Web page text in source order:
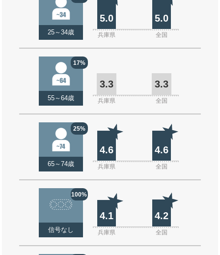
25～34歳
5.0 5.0
兵庫県 全国
17%
55～64歳
3.3 3.3
兵庫県 全国
25%
65～74歳
4.6 4.6
兵庫県 全国
100%
信号なし
4.1 4.2
兵庫県 全国